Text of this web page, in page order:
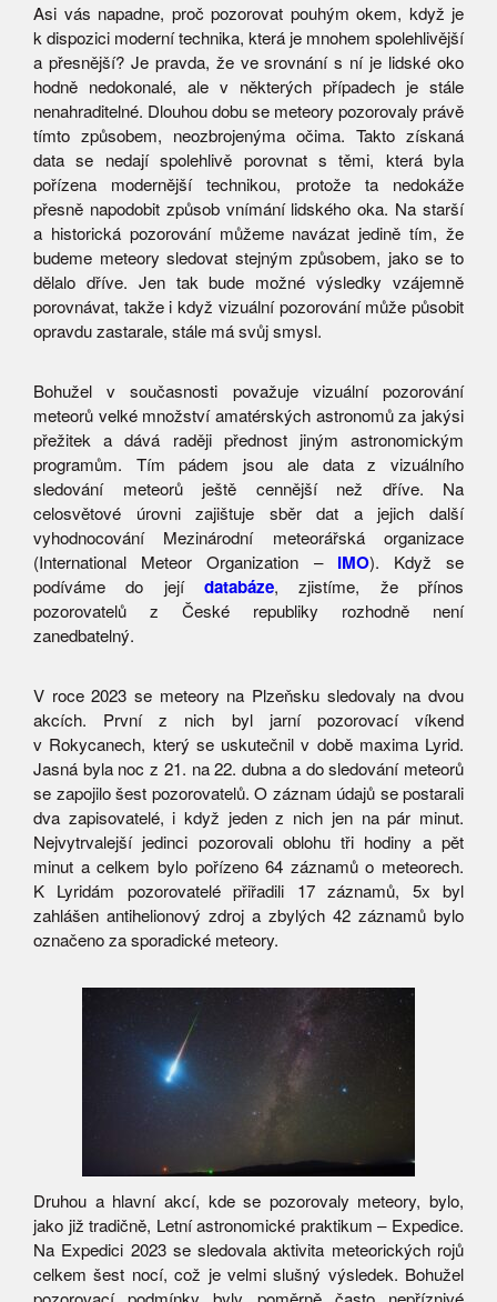
Asi vás napadne, proč pozorovat pouhým okem, když je
k dispozici moderní technika, která je mnohem spolehlivější
a přesnější? Je pravda, že ve srovnání s ní je lidské oko
hodně nedokonalé, ale v některých případech je stále
nenahraditelné. Dlouhou dobu se meteory pozorovaly právě
tímto způsobem, neozbrojenýma očima. Takto získaná
data se nedají spolehlivě porovnat s těmi, která byla
pořízena modernější technikou, protože ta nedokáže
přesně napodobit způsob vnímání lidského oka. Na starší
a historická pozorování můžeme navázat jedině tím, že
budeme meteory sledovat stejným způsobem, jako se to
dělalo dříve. Jen tak bude možné výsledky vzájemně
porovnávat, takže i když vizuální pozorování může působit
opravdu zastarale, stále má svůj smysl.
Bohužel v současnosti považuje vizuální pozorování
meteorů velké množství amatérských astronomů za jakýsi
přežitek a dává raději přednost jiným astronomickým
programům. Tím pádem jsou ale data z vizuálního
sledování meteorů ještě cennější než dříve. Na
celosvětové úrovni zajištuje sběr dat a jejich další
vyhodnocování Mezinárodní meteorářská organizace
(International Meteor Organization – IMO). Když se
podíváme do její databáze, zjistíme, že přínos
pozorovatelů z České republiky rozhodně není
zanedbatelný.
V roce 2023 se meteory na Plzeňsku sledovaly na dvou
akcích. První z nich byl jarní pozorovací víkend
v Rokycanech, který se uskutečnil v době maxima Lyrid.
Jasná byla noc z 21. na 22. dubna a do sledování meteorů
se zapojilo šest pozorovatelů. O záznam údajů se postarali
dva zapisovatelé, i když jeden z nich jen na pár minut.
Nejvytrvalejší jedinci pozorovali oblohu tři hodiny a pět
minut a celkem bylo pořízeno 64 záznamů o meteorech.
K Lyridám pozorovatelé přiřadili 17 záznamů, 5x byl
zahlášen antihelionový zdroj a zbylých 42 záznamů bylo
označeno za sporadické meteory.
Druhou a hlavní akcí, kde se pozorovaly meteory, bylo,
jako již tradičně, Letní astronomické praktikum – Expedice.
Na Expedici 2023 se sledovala aktivita meteorických rojů
celkem šest nocí, což je velmi slušný výsledek. Bohužel